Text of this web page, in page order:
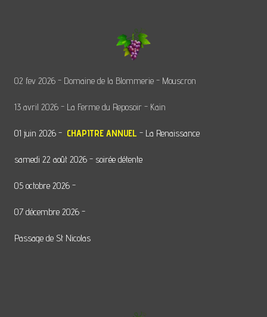
02 fev 2026 - Domaine de la Blommerie - Mouscron
13 avril 2026 - La Ferme du Reposoir - Kain
01 juin 2026 - CHAPITRE ANNUEL - La Renaissance
samedi 22 août 2026 - soirée détente
05 octobre 2026 -
07 décembre 2026 -
Passage de St Nicolas